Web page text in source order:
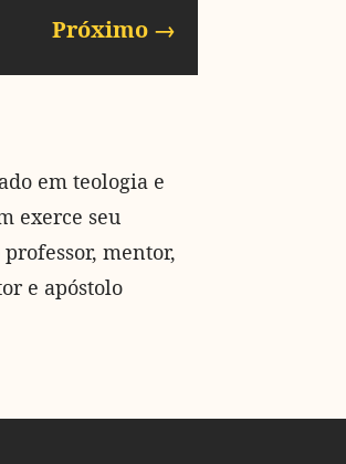
Próximo→
em teologia e
exerce seu
mentor,
e apóstolo